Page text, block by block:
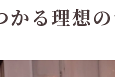
柔らか
ナ
オ
かる理想